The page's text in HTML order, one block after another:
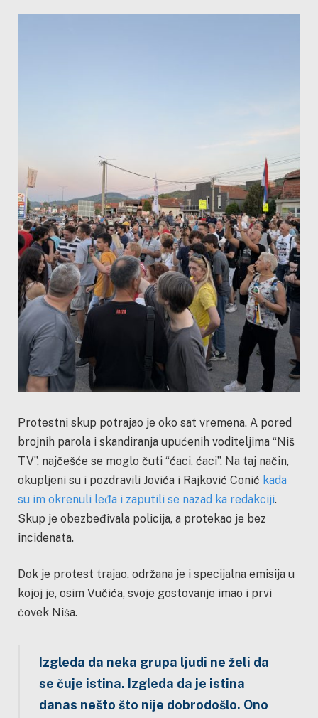
Protestni skup potrajao je oko sat vremena. A pored
brojnih parola i skandiranja upućenih voditeljima “Niš
TV”, najčešće se moglo čuti “ćaci, ćaci”. Na taj način,
okupljeni su i pozdravili Jovića i Rajković Conić kada
su im okrenuli leđa i zaputili se nazad ka redakciji.
Skup je obezbeđivala policija, a protekao je bez
incidenata.
Dok je protest trajao, održana je i specijalna emisija u
kojoj je, osim Vučića, svoje gostovanje imao i prvi
čovek Niša.
Izgleda da neka grupa ljudi ne želi da
se čuje istina. Izgleda da je istina
danas nešto što nije dobrodošlo. Ono